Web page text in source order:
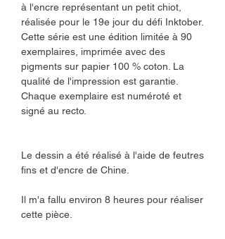
à l'encre représentant un petit chiot,
réalisée pour le 19e jour du défi Inktober.
Cette série est une édition limitée à 90
exemplaires, imprimée avec des
pigments sur papier 100 % coton. La
qualité de l'impression est garantie.
Chaque exemplaire est numéroté et
signé au recto.
Le dessin a été réalisé à l'aide de feutres
fins et d'encre de Chine.
Il m'a fallu environ 8 heures pour réaliser
cette pièce.